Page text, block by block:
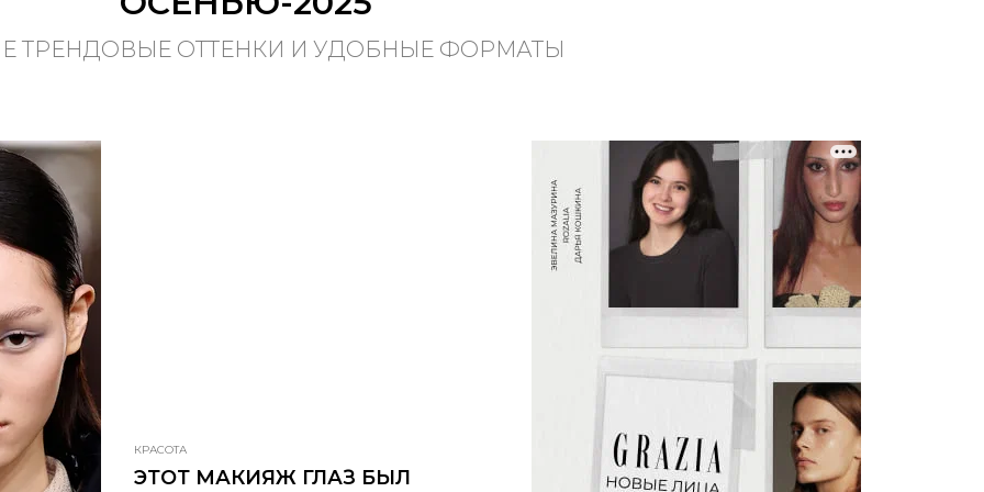
ТРЕНДОВЫЕ ОТТЕНКИ И УДОБНЫЕ ФОРМАТЫ
КРАСОТА
ЭТОТ МАКИЯЖ ГЛАЗ БЫЛ